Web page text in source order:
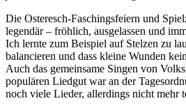
Die Osteresch-Faschingsfeiern und
legendär – fröhlich, ausgelassen und
Ich lernte zum Beispiel auf Stelzen zu
balancieren und dass kleine Wunden
Auch das gemeinsame Singen von
populären Liedgut war an der
noch viele Lieder, allerdings nicht mehr